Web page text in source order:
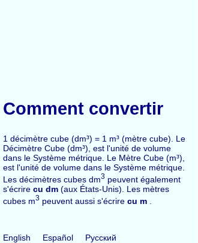
Comment convertir
1 décimètre cube (dm³) = 1 m³ (mètre cube). Le
Décimètre Cube (dm³), est l'unité de volume
dans le Système métrique. Le Mètre Cube (m³),
est l'unité de volume dans le Système métrique.
Les décimètres cubes dm3 peuvent également
s'écrire cu dm (aux États-Unis). Les mètres
cubes m3 peuvent aussi s'écrire cu m
English Español Русский